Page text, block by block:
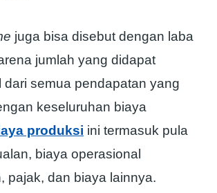
juga bisa disebut dengan laba
jumlah yang didapat
dari semua pendapatan yang
keseluruhan biaya
produksi ini termasuk pula
biaya operasional
pajak, dan biaya lainnya.